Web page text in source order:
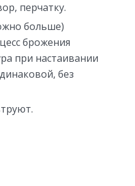
перчатку.
больше)
брожения
при настаивании
без